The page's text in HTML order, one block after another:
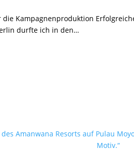
Kampagnenproduktion
durfte ich in den…